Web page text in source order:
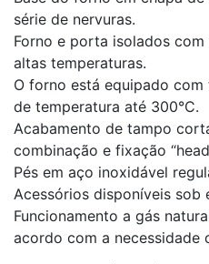
série de nervuras.
Forno e porta isolados
altas temperaturas.
O forno está equipado
de temperatura até 300°C.
Acabamento de tampo
combinação e fixação
Pés em aço inoxidável
Acessórios disponíveis sob
Funcionamento a gás
acordo com a necessidade